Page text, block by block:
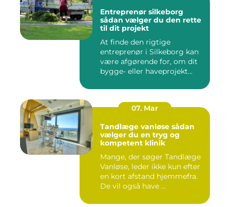
Entreprenør silkeborg
sådan vælger du den rette
til dit projekt
At finde den rigtige
entreprenør i Silkeborg kan
være afgørende for, om dit
bygge- eller haveprojekt...
07. Mar
Tandlæge vanløse sådan
vælger du en tryg og
kompetent klinik
Mange, der søger Tandlæge
Vanløse, leder ikke kun efter
en kort afstand hjemmefra.
De vil også have ...